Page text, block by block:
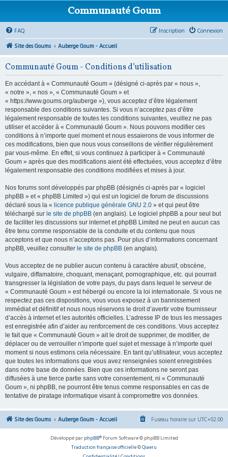
Communauté Goum
FAQ Connexion
Inscription
Site des Goums
Auberge Goum - Accueil
Communauté Goum - Conditions d’utilisation
En accédant à « Communauté Goum » (désigné ci-après par « nous »,
« notre », « nos », « Communauté Goum » et
« https://www.goums.org/auberge »), vous acceptez d’être légalement
responsable des conditions suivantes. Si vous n’acceptez pas d’être
légalement responsable de toutes les conditions suivantes, veuillez ne pas
utiliser et accéder à « Communauté Goum ». Nous pouvons modifier ces
conditions à n’importe quel moment et nous essaierons de vous informer de
ces modifications, bien que nous vous conseillons de vérifier régulièrement
par vous-même. En effet, si vous continuez à participer à « Communauté
Goum » après que des modifications aient été effectuées, vous acceptez d’être
légalement responsable des conditions modifiées et mises à jour.
Nos forums sont développés par phpBB (désignés ci-après par « logiciel
phpBB » et « phpBB Limited ») qui est un logiciel de forum de discussions
déclaré sous la « licence publique générale GNU 2.0 » et qui peut être
téléchargé sur le site de phpBB (en anglais). Le logiciel phpBB a pour seul but
de faciliter les discussions sur internet et phpBB Limited ne peut en aucun cas
être tenu comme responsable de la conduite et du contenu que nous
acceptons et que nous n’acceptons pas. Pour plus d’informations concernant
phpBB, veuillez consulter le site de phpBB (en anglais).
Vous acceptez de ne publier aucun contenu à caractère abusif, obscène,
vulgaire, diffamatoire, choquant, menaçant, pornographique, etc. qui pourrait
transgresser la législation de votre pays, du pays dans lequel le serveur de
« Communauté Goum » est hébergé ou encore la loi internationale. Si vous ne
respectez pas ces dispositions, vous vous exposez à un bannissement
immédiat et définitif et nous nous réservons le droit d’avertir votre fournisseur
d’accès à internet et les autorités officielles. L’adresse IP de tous les messages
est enregistrée afin d’aider au renforcement de ces conditions. Vous acceptez
le fait que « Communauté Goum » ait le droit de supprimer, de modifier, de
déplacer ou de verrouiller n’importe quel sujet et message à n’importe quel
moment si nous estimons cela nécessaire. En tant qu’utilisateur, vous acceptez
que toutes les informations que vous avez renseignées soient enregistrées
dans notre base de données. Bien que ces informations ne seront pas
diffusées à une tierce partie sans votre consentement, ni « Communauté
Goum », ni phpBB, ne pourront être tenus comme responsables en cas de
tentative de piratage informatique visant à compromettre vos données.
Site des Goums Auberge Goum - Accueil Fuseau horaire sur UTC+02:00
Développé par phpBB® Forum Software © phpBB Limited
Traduction française officielle©Qiaeru